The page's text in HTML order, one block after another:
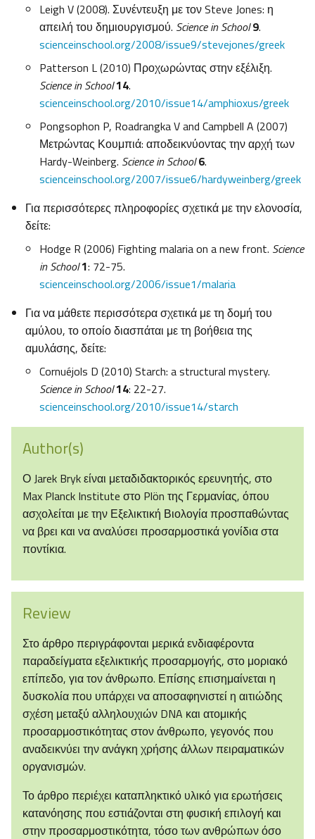
Leigh V (2008). Συνέντευξη με τον Steve Jones: η
απειλή του δημιουργισμού. Science in School 9.
scienceinschool.org/2008/issue9/stevejones/greek
Patterson L (2010) Προχωρώντας στην εξέλιξη.
Science in School14.
scienceinschool.org/2010/issue14/amphioxus/greek
Pongsophon P, Roadrangka V and Campbell A (2007)
Μετρώντας Κουμπιά: αποδεικνύοντας την αρχή των
Hardy-Weinberg. Science in School 6.
scienceinschool.org/2007/issue6/hardyweinberg/greek
Για περισσότερες πληροφορίες σχετικά με την ελονοσία,
δείτε:
Hodge R (2006) Fighting malaria on a new front. Science
in School1: 72-75.
scienceinschool.org/2006/issue1/malaria
Για να μάθετε περισσότερα σχετικά με τη δομή του
αμύλου, το οποίο διασπάται με τη βοήθεια της
αμυλάσης, δείτε:
Cornuéjols D (2010) Starch: a structural mystery.
Science in School14: 22-27.
scienceinschool.org/2010/issue14/starch
Author(s)
Ο Jarek Bryk είναι μεταδιδακτορικός ερευνητής, στο
Max Planck Institute στο Plön της Γερμανίας, όπου
ασχολείται με την Εξελικτική Βιολογία προσπαθώντας
να βρει και να αναλύσει προσαρμοστικά γονίδια στα
ποντίκια.
Review
Στο άρθρο περιγράφονται μερικά ενδιαφέροντα
παραδείγματα εξελικτικής προσαρμογής, στο μοριακό
επίπεδο, για τον άνθρωπο. Επίσης επισημαίνεται η
δυσκολία που υπάρχει να αποσαφηνιστεί η αιτιώδης
σχέση μεταξύ αλληλουχιών DNA και ατομικής
προσαρμοστικότητας στον άνθρωπο, γεγονός που
αναδεικνύει την ανάγκη χρήσης άλλων πειραματικών
οργανισμών.
Το άρθρο περιέχει καταπληκτικό υλικό για ερωτήσεις
κατανόησης που εστιάζονται στη φυσική επιλογή και
στην προσαρμοστικότητα, τόσο των ανθρώπων όσο